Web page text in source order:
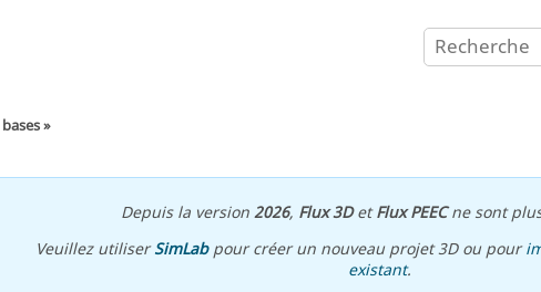
»
Depuis la version2026, Flux 3DetFlux PEECne sont
Veuillez utiliserSimLabpour créer un nouveau projet 3D ou pour
existant.